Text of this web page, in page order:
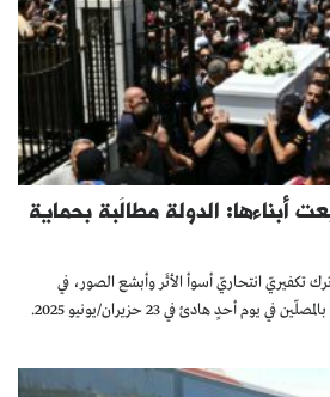
أبناءها: الدولة مطالَبة بحماية
تكفيريّ انتحاريّ أسوأ الأثَر وأبشع الصور، في
كنيسة مار إلياس التي كانت تعجّ بالمصلّين في يوم أحدٍ هادئ في 23 حزيران/يونيو 2025.